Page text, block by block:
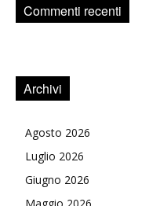
Commenti recenti
Archivi
Agosto 2026
Luglio 2026
Giugno 2026